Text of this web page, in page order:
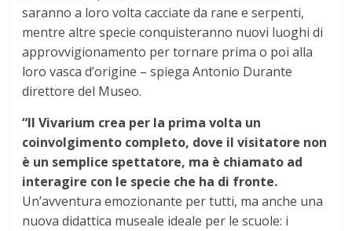
saranno a loro volta cacciate da rane e serpenti,
mentre altre specie conquisteranno nuovi luoghi di
approvvigionamento per tornare prima o poi alla
loro vasca d’origine – spiega Antonio Durante
direttore del Museo.
“Il Vivarium crea per la prima volta un
coinvolgimento completo, dove il visitatore non
è un semplice spettatore, ma è chiamato ad
interagire con le specie che ha di fronte.
Un’avventura emozionante per tutti, ma anche una
nuova didattica museale ideale per le scuole: i